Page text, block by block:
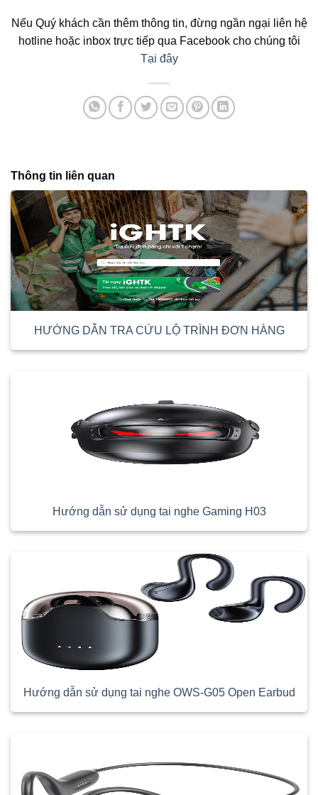
Nếu Quý khách cần thêm thông tin, đừng ngần ngại liên hệ
hotline hoặc inbox trực tiếp qua Facebook cho chúng tôi
Tại đây
Thông tin liên quan
HƯỚNG DẪN TRA CỨU LỘ TRÌNH ĐƠN HÀNG
Hướng dẫn sử dụng tai nghe Gaming H03
Hướng dẫn sử dụng tai nghe OWS-G05 Open Earbud